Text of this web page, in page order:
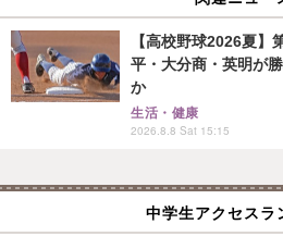
【高校野球2026夏】
平・大分商・英明が
か
生活・健康
2026.8.8 Sat 15:15
中学生アクセスラ